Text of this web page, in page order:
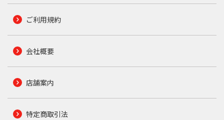
ご利用規約
会社概要
店舗案内
特定商取引法